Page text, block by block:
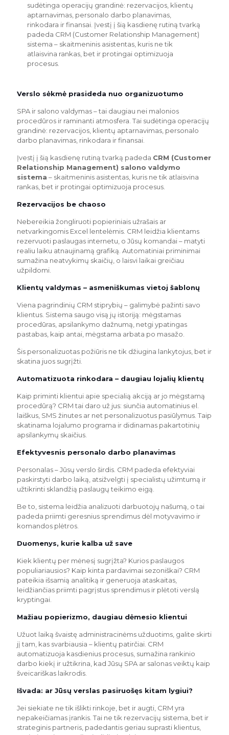
sudėtinga operacijų grandinė: rezervacijos, klientų
aptarnavimas, personalo darbo planavimas,
rinkodara ir finansai. Įvestį į šią kasdienę rutiną tvarką
padeda CRM (Customer Relationship Management)
sistema – skaitmeninis asistentas, kuris ne tik
atlaisvina rankas, bet ir protingai optimizuoja
procesus.
Verslo sėkmė prasideda nuo organizuotumo
SPA ir salono valdymas – tai daugiau nei malonios
procedūros ir raminanti atmosfera. Tai sudėtinga operacijų
grandinė: rezervacijos, klientų aptarnavimas, personalo
darbo planavimas, rinkodara ir finansai.
Įvestį į šią kasdienę rutiną tvarką padeda CRM (Customer
Relationship Management) salono valdymo
sistema – skaitmeninis asistentas, kuris ne tik atlaisvina
rankas, bet ir protingai optimizuoja procesus.
Rezervacijos be chaoso
Nebereikia žongliruoti popieriniais užrašais ar
netvarkingomis Excel lentelėmis. CRM leidžia klientams
rezervuoti paslaugas internetu, o Jūsų komandai – matyti
realiu laiku atnaujinamą grafiką. Automatiniai priminimai
sumažina neatvykimų skaičių, o laisvi laikai greičiau
užpildomi.
Klientų valdymas – asmeniškumas vietoj šablonų
Viena pagrindinių CRM stiprybių – galimybė pažinti savo
klientus. Sistema saugo visą jų istoriją: mėgstamas
procedūras, apsilankymo dažnumą, netgi ypatingas
pastabas, kaip antai, mėgstama arbata po masažo.
Šis personalizuotas požiūris ne tik džiugina lankytojus, bet ir
skatina juos sugrįžti.
Automatizuota rinkodara – daugiau lojalių klientų
Kaip priminti klientui apie specialią akciją ar jo mėgstamą
procedūrą? CRM tai daro už jus: siunčia automatinius el.
laiškus, SMS žinutes ar net personalizuotus pasiūlymus. Taip
skatinama lojalumo programa ir didinamas pakartotinių
apsilankymų skaičius.
Efektyvesnis personalo darbo planavimas
Personalas – Jūsų verslo širdis. CRM padeda efektyviai
paskirstyti darbo laiką, atsižvelgti į specialistų užimtumą ir
užtikrinti sklandžią paslaugų teikimo eigą.
Be to, sistema leidžia analizuoti darbuotojų našumą, o tai
padeda priimti geresnius sprendimus dėl motyvavimo ir
komandos plėtros.
Duomenys, kurie kalba už save
Kiek klientų per mėnesį sugrįžta? Kurios paslaugos
populiariausios? Kaip kinta pardavimai sezoniškai? CRM
pateikia išsamią analitiką ir generuoja ataskaitas,
leidžiančias priimti pagrįstus sprendimus ir plėtoti verslą
kryptingai.
Mažiau popierizmo, daugiau dėmesio klientui
Užuot laiką švaistę administracinėms užduotims, galite skirti
jį tam, kas svarbiausia – klientų patirčiai. CRM
automatizuoja kasdienius procesus, sumažina rankinio
darbo kiekį ir užtikrina, kad Jūsų SPA ar salonas veiktų kaip
šveicariškas laikrodis.
Išvada: ar Jūsų verslas pasiruošęs kitam lygiui?
Jei siekiate ne tik išlikti rinkoje, bet ir augti, CRM yra
nepakeičiamas įrankis. Tai ne tik rezervacijų sistema, bet ir
strateginis partneris, padedantis geriau suprasti klientus,